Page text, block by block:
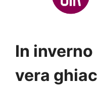
In
vera